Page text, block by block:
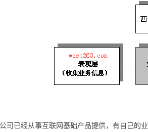
司已经从事互联网基础产品提供，有自己的